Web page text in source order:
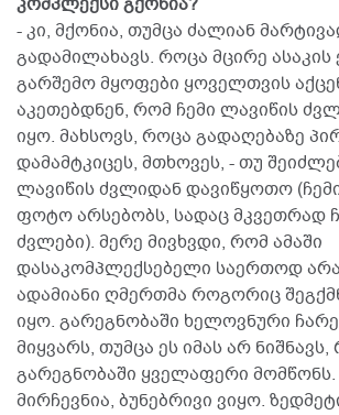
- კი, მქონია, თუმცა ძალიან
გადამილახავს. როცა მცირე ასაკის
გარშემო მყოფები ყოველთვის
აკეთებდნენ, რომ ჩემი ლავიწის
იყო. მახსოვს, როცა გადაღებაზე
დამამტკიცეს, მთხოვეს, - თუ
ლავიწის ძვლიდან დავიწყოთო
ფოტო არსებობს, სადაც მკვეთრად
ძვლები). მერე მივხვდი, რომ ამაში
დასაკომპლექსებელი საერთოდ
ადამიანი ღმერთმა როგორიც
იყო. გარეგნობაში ხელოვნური
მიყვარს, თუმცა ეს იმას არ
გარეგნობაში ყველაფერი
მირჩევნია, ბუნებრივი ვიყო.